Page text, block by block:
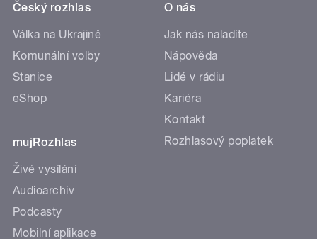
Český rozhlas
Válka na Ukrajině
Komunální volby
Stanice
eShop
mujRozhlas
Živé vysílání
Audioarchiv
Podcasty
Mobilní aplikace
O nás
Jak nás naladíte
Nápověda
Lidé v rádiu
Kariéra
Kontakt
Rozhlasový poplatek